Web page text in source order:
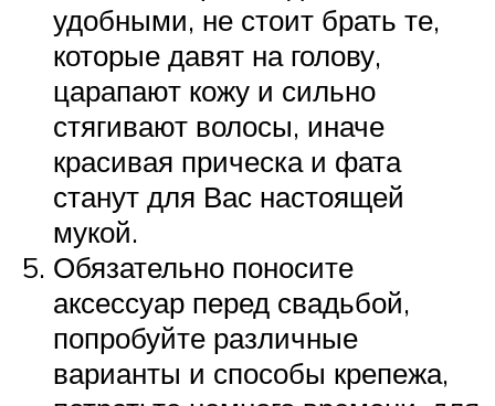
удобными, не стоит брать те,
которые давят на голову,
царапают кожу и сильно
стягивают волосы, иначе
красивая прическа и фата
станут для Вас настоящей
мукой.
Обязательно поносите
аксессуар перед свадьбой,
попробуйте различные
варианты и способы крепежа,